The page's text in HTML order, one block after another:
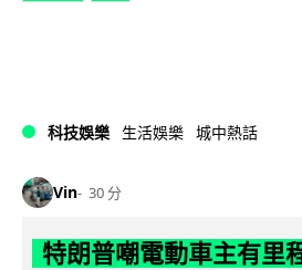
科技娛樂 生活娛樂 城中熱話
Vin 30 分
特朗普嘲電動車主有里